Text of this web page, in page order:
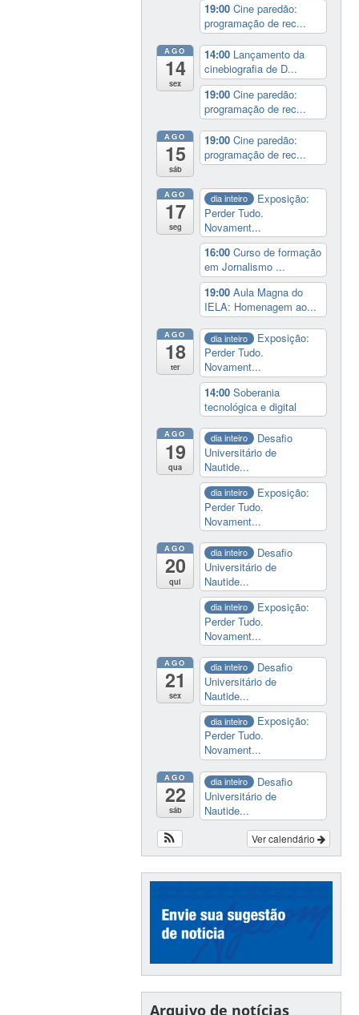
19:00Cine paredão:
programação de rec...
AGO
14
sex
14:00 Lançamento da
cinebiografia de D...
19:00Cine paredão:
programação de rec...
AGO
15
sáb
19:00Cine paredão:
programação de rec...
AGO
17
seg
dia inteiro
Exposição:
Perder Tudo.
Novament...
16:00Curso de formação
em Jornalismo ...
19:00Aula Magna do
IELA: Homenagem ao...
AGO
18
ter
dia inteiro
Exposição:
Perder Tudo.
Novament...
14:00Soberania
tecnológica e digital
AGO
19
qua
dia inteiro
Desafio
Universitário de
Nautide...
dia inteiro
Exposição:
Perder Tudo.
Novament...
AGO
20
qui
dia inteiro
Desafio
Universitário de
Nautide...
dia inteiro
Exposição:
Perder Tudo.
Novament...
AGO
21
sex
dia inteiro
Desafio
Universitário de
Nautide...
dia inteiro
Exposição:
Perder Tudo.
Novament...
AGO
22
sáb
dia inteiro
Desafio
Universitário de
Nautide...
Ver calendário
Arquivo de notícias